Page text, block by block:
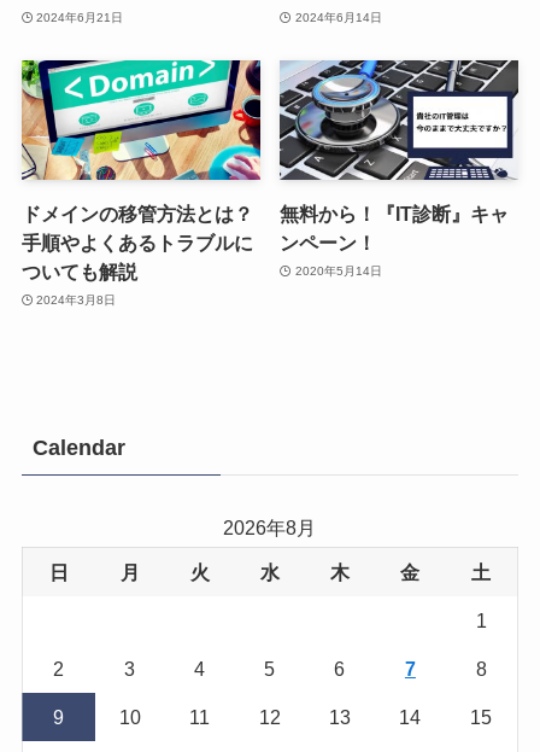
2024年6月21日 2024年6月14日
ドメインの移管方法とは？
手順やよくあるトラブルに
ついても解説
2024年3月8日
無料から！『IT診断』キャ
ンペーン！
2020年5月14日
Calendar
2026年8月
日 月 火 水 木 金 土
1
2 3 4 5 6 7 8
9 10 11 12 13 14 15